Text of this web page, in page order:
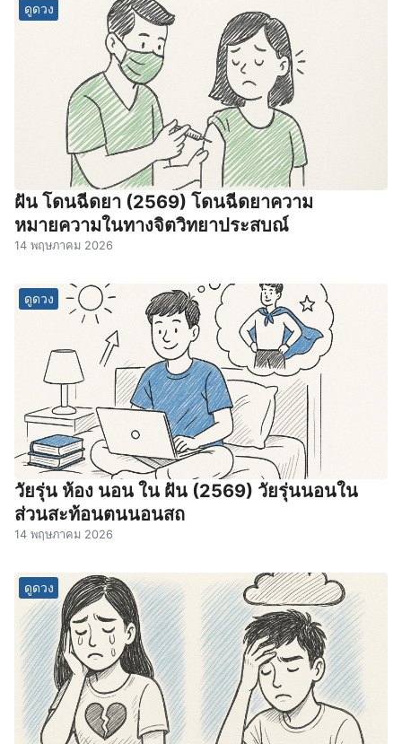
ดูดวง
ฝัน โดนฉีดยา (2569) โดนฉีดยาความ
หมายความในทางจิตวิทยาประสบณ์
14 พฤษภาคม 2026
ดูดวง
วัยรุ่น ห้อง นอน ใน ฝัน (2569) วัยรุ่นนอนใน
ส่วนสะท้อนตนนอนสถ
14 พฤษภาคม 2026
ดูดวง